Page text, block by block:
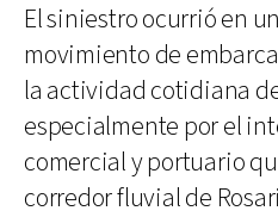
El siniestro ocurrió en
movimiento de
la actividad cotidiana
especialmente por el
comercial y portuario
corredor fluvial de